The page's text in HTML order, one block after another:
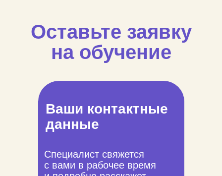
Специалист свяжется
с вами в рабочее время
Ваши контактные
данные
Оставьте заявку
на обучение